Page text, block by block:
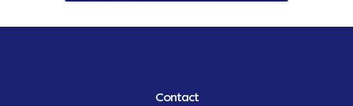
Contact